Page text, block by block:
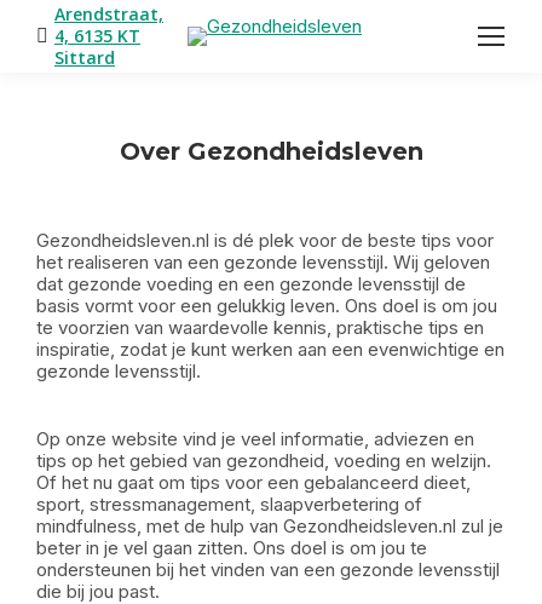
Arendstraat,
4, 6135 KT
Sittard
Over Gezondheidsleven
Gezondheidsleven.nl is dé plek voor de beste tips voor
het realiseren van een gezonde levensstijl. Wij geloven
dat gezonde voeding en een gezonde levensstijl de
basis vormt voor een gelukkig leven. Ons doel is om jou
te voorzien van waardevolle kennis, praktische tips en
inspiratie, zodat je kunt werken aan een evenwichtige en
gezonde levensstijl.
Op onze website vind je veel informatie, adviezen en
tips op het gebied van gezondheid, voeding en welzijn.
Of het nu gaat om tips voor een gebalanceerd dieet,
sport, stressmanagement, slaapverbetering of
mindfulness, met de hulp van Gezondheidsleven.nl zul je
beter in je vel gaan zitten. Ons doel is om jou te
ondersteunen bij het vinden van een gezonde levensstijl
die bij jou past.